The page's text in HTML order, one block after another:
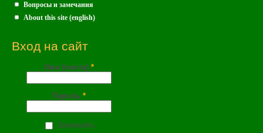
Вопросы и замечания
About this site (english)
Вход на сайт
Имя (почта) *
Пароль *
Запомнить